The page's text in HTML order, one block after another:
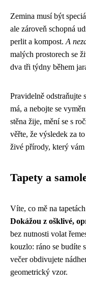
Zemina musí být
ale zároveň schopná
perlit a kompost. A
malých prostorech se
dva tři týdny během
Pravidelně odstraňujte
má, a nebojte se
stěna žije, mění se s
věřte, že výsledek za
živé přírody, který vám
Tapety a
Víte, co mě na
Dokážou z ošklivé,
bez nutnosti volat
kouzlo: ráno se budíte
večer obdivujete
geometrický vzor.